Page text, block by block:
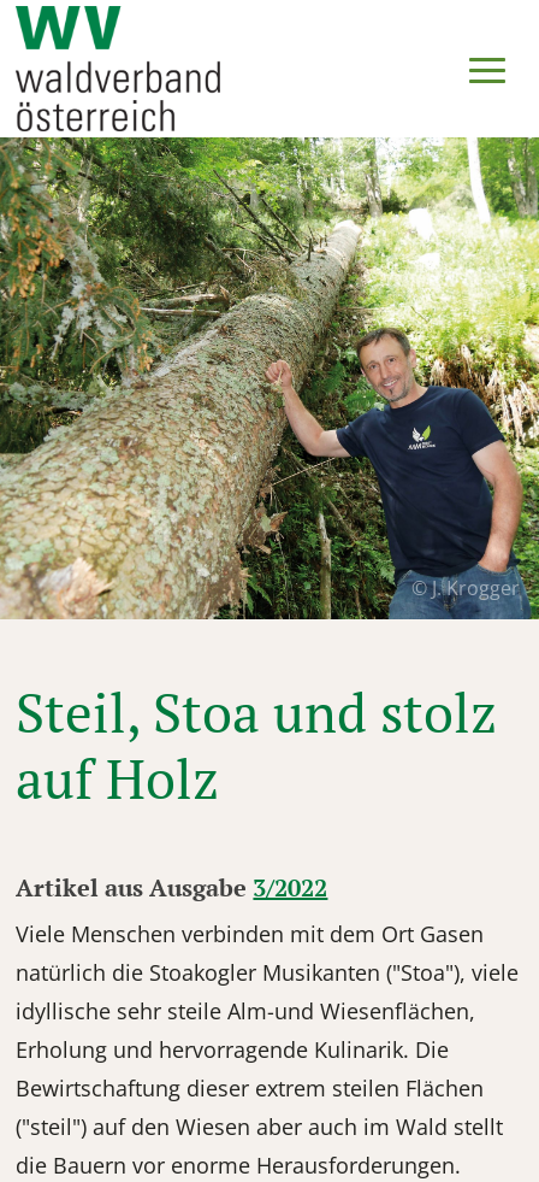
© J. Krogger
Steil, Stoa und stolz
auf Holz
Artikel aus Ausgabe 3/2022
Viele Menschen verbinden mit dem Ort Gasen
natürlich die Stoakogler Musikanten ("Stoa"), viele
idyllische sehr steile Alm-und Wiesenflächen,
Erholung und hervorragende Kulinarik. Die
Bewirtschaftung dieser extrem steilen Flächen
("steil") auf den Wiesen aber auch im Wald stellt
die Bauern vor enorme Herausforderungen.